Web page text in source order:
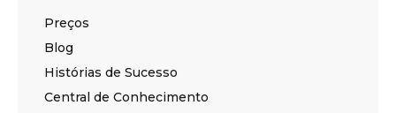
Preços
Blog
Histórias de Sucesso
Central de Conhecimento